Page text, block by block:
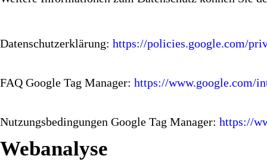
Datenschutzerklärung: https://policies.google.com/
FAQ Google Tag Manager: https://www.google.com/
Nutzungsbedingungen Google Tag Manager: https://
Webanalyse